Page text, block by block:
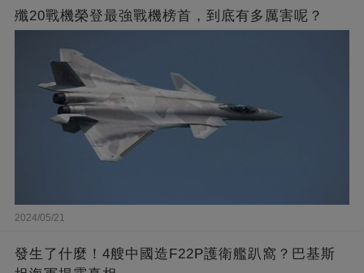
殲20戰機榮登最強戰機榜首，到底有多厲害呢？
2024/05/21
發生了什麼！4艘中國造F22P護衛艦趴窩？巴基斯